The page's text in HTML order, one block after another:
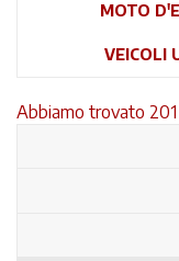
MOTO
VEICOLI
Abbiamo trovato